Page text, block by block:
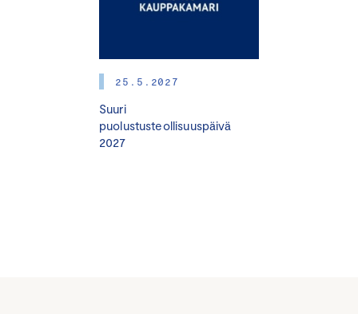
25.5.2027
Suuri
puolustusteollisuuspäivä
2027